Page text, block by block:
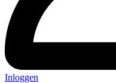
Inloggen